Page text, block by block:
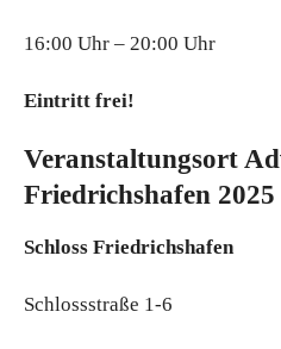
16:00 Uhr – 20:00 Uhr
Eintritt frei!
Veranstaltungsort
Friedrichshafen 2025
Schloss Friedrichshafen
Schlossstraße 1-6